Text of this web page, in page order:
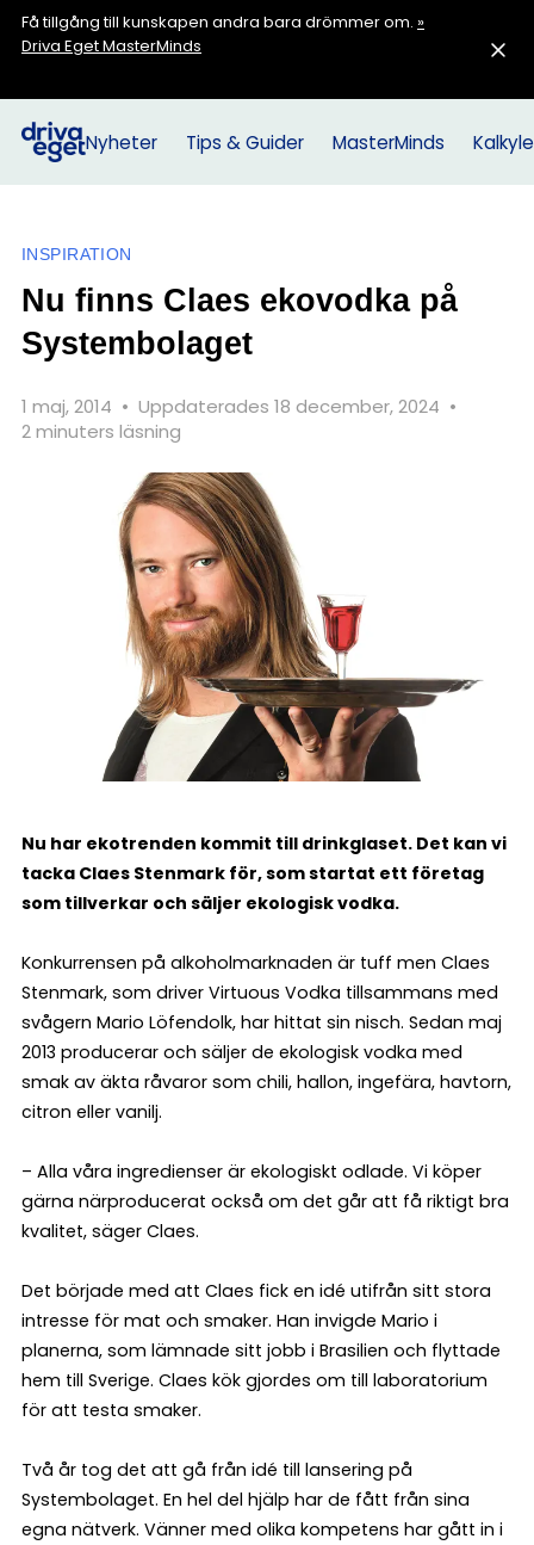
Få tillgång till kunskapen andra bara drömmer om. »
Driva Eget MasterMinds
Nyheter Tips & Guider MasterMinds
INSPIRATION
Nu finns Claes ekovodka på
Systembolaget
1 maj, 2014 • Uppdaterades 18 december, 2024 •
2 minuters läsning
Nu har ekotrenden kommit till drinkglaset. Det kan vi
tacka Claes Stenmark för, som startat ett företag
som tillverkar och säljer ekologisk vodka.
Konkurrensen på alkoholmarknaden är tuff men Claes
Stenmark, som driver Virtuous Vodka tillsammans med
svågern Mario Löfendolk, har hittat sin nisch. Sedan maj
2013 producerar och säljer de ekologisk vodka med
smak av äkta råvaror som chili, hallon, ingefära, havtorn,
citron eller vanilj.
– Alla våra ingredienser är ekologiskt odlade. Vi köper
gärna närproducerat också om det går att få riktigt bra
kvalitet, säger Claes.
Det började med att Claes fick en idé utifrån sitt stora
intresse för mat och smaker. Han invigde Mario i
planerna, som lämnade sitt jobb i Brasilien och flyttade
hem till Sverige. Claes kök gjordes om till laboratorium
för att testa smaker.
Två år tog det att gå från idé till lansering på
Systembolaget. En hel del hjälp har de fått från sina
egna nätverk. Vänner med olika kompetens har gått in i